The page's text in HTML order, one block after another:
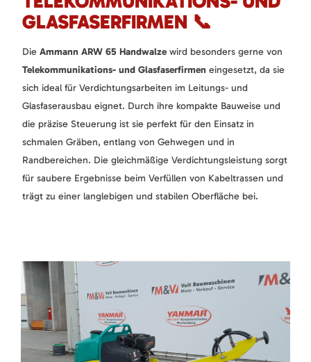
GLASFASERFIRMEN 📞
Die Ammann ARW 65 Handwalzewird besonders gerne von
Telekommunikations- und Glasfaserfirmen eingesetzt, da sie
sich ideal für Verdichtungsarbeiten im Leitungs- und
Glasfaserausbau eignet. Durch ihre kompakte Bauweise und
die präzise Steuerung ist sie perfekt für den Einsatz in
schmalen Gräben, entlang von Gehwegen und in
Randbereichen. Die gleichmäßige Verdichtungsleistung sorgt
für saubere Ergebnisse beim Verfüllen von Kabeltrassen und
trägt zu einer langlebigen und stabilen Oberfläche bei.